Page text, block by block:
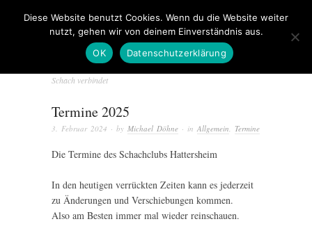
Schach verbindet
Termine 2025
3. Februar 2024 · by Michael Döhne · in Allgemein, Termine
Die Termine des Schachclubs Hattersheim
In den heutigen verrückten Zeiten kann es jederzeit
zu Änderungen und Verschiebungen kommen.
Also am Besten immer mal wieder reinschauen.
Diese Website benutzt Cookies. Wenn du die Website weiter
nutzt, gehen wir von deinem Einverständnis aus.
OK
Datenschutzerklärung